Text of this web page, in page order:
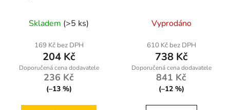
Skladem (>5 ks)
169 Kč bez DPH
204 Kč
236 Kč
(–13 %)
hodnocení
produktu
je
5,0
z
Vyprodáno
610 Kč bez DPH
738 Kč
841 Kč
(–12 %)